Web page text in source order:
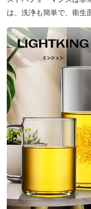
は、洗浄も簡単で、衛生